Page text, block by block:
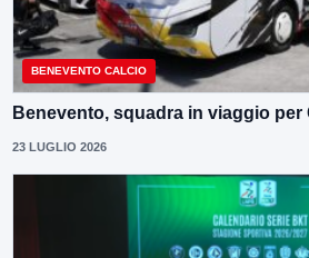
BENEVENTO CALCIO
Benevento, squadra in viaggio per
23 LUGLIO 2026